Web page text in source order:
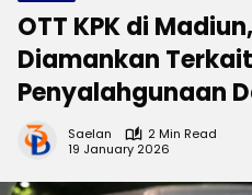
OTT KPK di
Diamankan
Penyalahgunaan
Saelan
2 Min Read
19 January 2026